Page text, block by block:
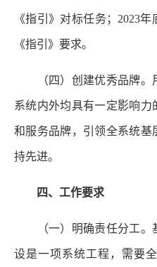
《指引》对标任务；2023
《指引》要求。
（四）创建优秀品牌。
系统内外均具有一定影响力
和服务品牌，引领全系统
持先进。
四、工作要求
（一）明确责任分工。
设是一项系统工程，需要